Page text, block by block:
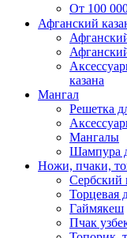
От 100
Афганский
казана
Мангал
Решетка
Мангалы
Шампура
Ножи, пчаки,
Сербский
Торцевая
Гаймякеш
Пчак